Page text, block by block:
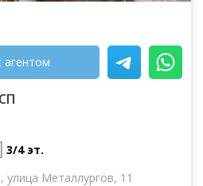
агентом
3/4 эт.
улица Металлургов, 11